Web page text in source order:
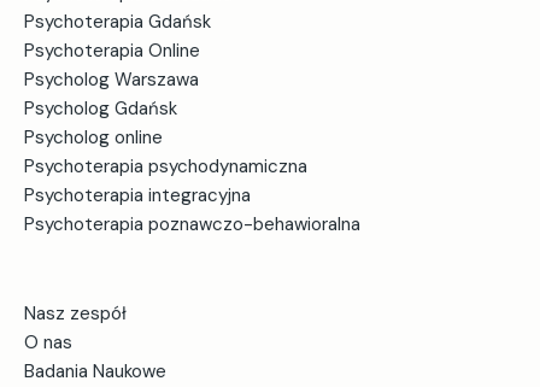
Psychoterapia Gdańsk
Psychoterapia Online
Psycholog Warszawa
Psycholog Gdańsk
Psycholog online
Psychoterapia psychodynamiczna
Psychoterapia integracyjna
Psychoterapia poznawczo-behawioralna
Nasz zespół
O nas
Badania Naukowe